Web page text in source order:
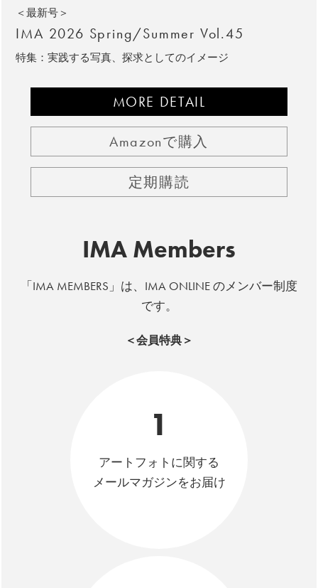
＜最新号＞
IMA 2026 Spring/Summer Vol.45
特集：実践する写真、探求としてのイメージ
MORE DETAIL
Amazonで購入
定期購読
IMA Members
「IMA MEMBERS」は、IMA ONLINE のメンバー制度
です。
＜会員特典＞
1
アートフォトに関する
メールマガジンをお届け